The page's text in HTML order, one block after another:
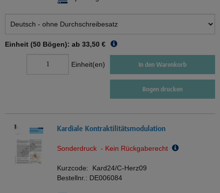
Einheit (50 Bögen): ab 33,50 €
Einheit(en) In den Warenkorb
Bogen drucken
Kardiale Kontraktilitätsmodulation
Sonderdruck - Kein Rückgaberecht
Kurzcode: Kard24/C-Herz09
Bestellnr.: DE006084